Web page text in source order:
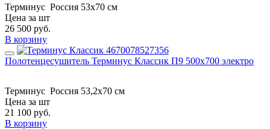
Терминус Россия 53x70 см
Цена за шт
26 500 руб.
В корзину
Полотенцесушитель Терминус Классик П9 500х700 электро
Терминус Россия 53,2x70 см
Цена за шт
21 100 руб.
В корзину